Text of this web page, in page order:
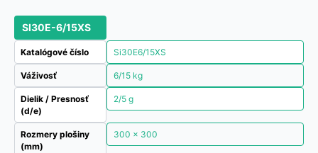
SI30E-6/15XS
Katalógové číslo Si30E6/15XS
Váživosť 6/15 kg
Dielik / Presnosť
(d/e)
2/5 g
Rozmery plošiny
(mm)
300 x 300